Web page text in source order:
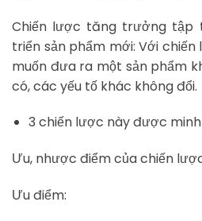
Chiến lược tăng trưởng tập
triển sản phẩm mới: Với
muốn đưa ra một sản phẩm
có, các yếu tố khác không đổi.
3 chiến lược này được minh
Ưu, nhược điểm của chiến
Ưu điểm: